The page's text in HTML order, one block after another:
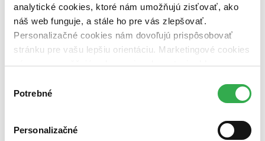
analytické cookies, ktoré nám umožňujú zisťovať, ako
náš web funguje, a stále ho pre vás zlepšovať.
Personalizačné cookies nám dovoľujú prispôsobovať
stránku pre vašu lepšiu orientáciu. Marketingové cookies
nám zas umožňujú zobrazenie relevantnej reklamy.
nám pomohlo, keby sme mohli používať všetky tieto
súhlasu
Potrebné
Personalizačné
čítaná (0 titulov)čítaná
čítaná - výborný stav (0 titulov)čítaná - výborný stav
čítaná - mierne opotrebovaná (0 titulov)
čítaná - mierne
opotrebovaná
čítané verzie vypredaných kníh (0 titulov)čítané verzie